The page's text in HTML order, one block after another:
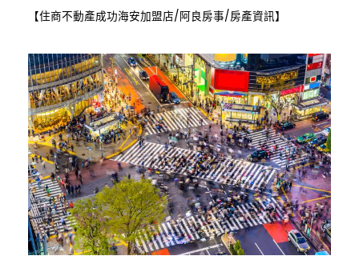
【住商不動產成功海安加盟店/阿良房事/房產資訊】